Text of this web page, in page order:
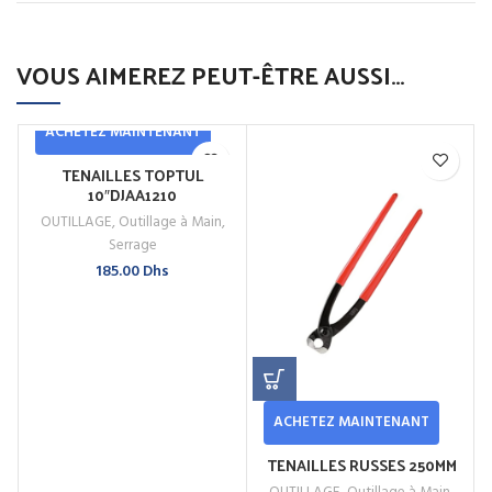
VOUS AIMEREZ PEUT-ÊTRE AUSSI…
ACHETEZ MAINTENANT
TENAILLES TOPTUL
10″DJAA1210
OUTILLAGE, Outillage à Main,
Serrage
185.00Dhs
ACHETEZ MAINTENANT
TENAILLES RUSSES 250MM